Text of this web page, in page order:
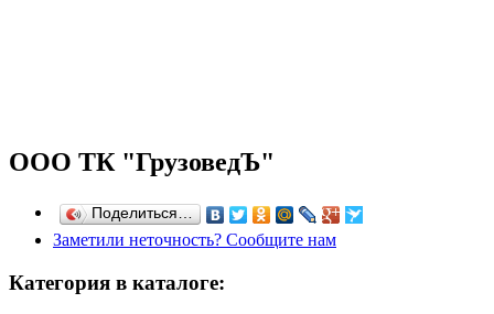
ООО ТК "ГрузоведЪ"
Поделиться…
Заметили неточность? Сообщите нам
Категория в каталоге: